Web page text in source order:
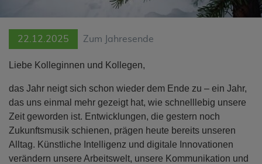
22.12.2025 Zum Jahresende
Liebe Kolleginnen und Kollegen,
das Jahr neigt sich schon wieder dem Ende zu – ein Jahr,
das uns einmal mehr gezeigt hat, wie schnelllebig unsere
Zeit geworden ist. Entwicklungen, die gestern noch
Zukunftsmusik schienen, prägen heute bereits unseren
Alltag. Künstliche Intelligenz und digitale Innovationen
verändern unsere Arbeitswelt, unsere Kommunikation und